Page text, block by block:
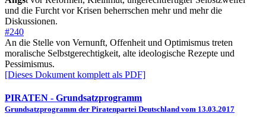
und die Furcht vor Krisen beherrschen mehr und mehr die
Diskussionen.
#240
An die Stelle von Vernunft, Offenheit und Optimismus treten
moralische Selbstgerechtigkeit, alte ideologische Rezepte und
Pessimismus.
[Dieses Dokument komplett als PDF]
PIRATEN - Grundsatzprogramm
Grundsatzprogramm der Piratenpartei Deutschland vom 13.03.2017